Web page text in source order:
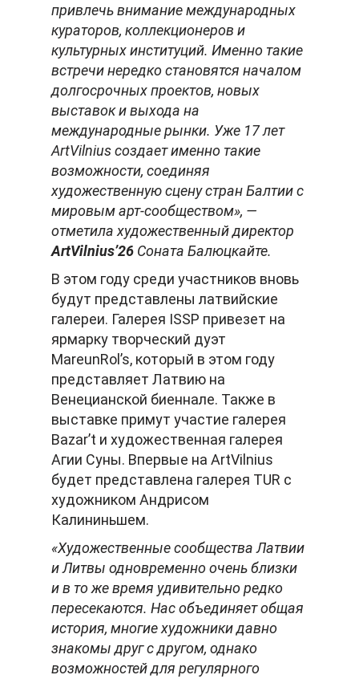
привлечь внимание международных
кураторов, коллекционеров и
культурных институций. Именно такие
встречи нередко становятся началом
долгосрочных проектов, новых
выставок и выхода на
международные рынки. Уже 17 лет
ArtVilnius создает именно такие
возможности, соединяя
художественную сцену стран Балтии с
мировым арт-сообществом», —
отметила художественный директор
ArtVilnius’26 Соната Балюцкайте.
В этом году среди участников вновь
будут представлены латвийские
галереи. Галерея ISSP привезет на
ярмарку творческий дуэт
MareunRol’s, который в этом году
представляет Латвию на
Венецианской биеннале. Также в
выставке примут участие галерея
Bazar’t и художественная галерея
Агии Суны. Впервые на ArtVilnius
будет представлена галерея TUR с
художником Андрисом
Калининьшем.
«Художественные сообщества Латвии
и Литвы одновременно очень близки
и в то же время удивительно редко
пересекаются. Нас объединяет общая
история, многие художники давно
знакомы друг с другом, однако
возможностей для регулярного